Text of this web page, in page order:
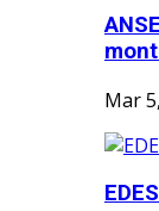
Mar